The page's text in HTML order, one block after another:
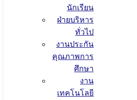
นักเรียน
ฝ่ายบริหาร
ทั่วไป
งานประกัน
คุณภาพการ
ศึกษา
งาน
เทคโนโลยี